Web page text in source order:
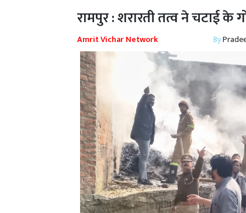
रामपुर : शरारती तत्व ने चटाई
Amrit Vichar Network By